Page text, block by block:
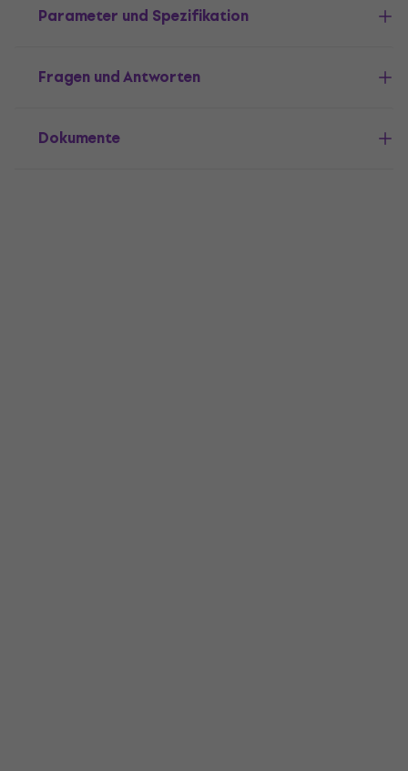
Parameter und Spezifikation
Fragen und Antworten
Dokumente